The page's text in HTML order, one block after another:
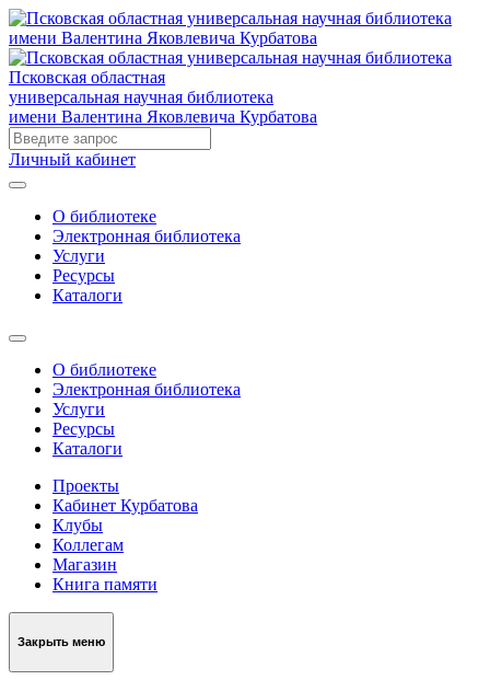
Псковская областная
универсальная научная библиотека
имени Валентина Яковлевича Курбатова
Личный кабинет
О библиотеке
Электронная библиотека
Услуги
Ресурсы
Каталоги
О библиотеке
Электронная библиотека
Услуги
Ресурсы
Каталоги
Проекты
Кабинет Курбатова
Клубы
Коллегам
Магазин
Книга памяти
Закрыть меню